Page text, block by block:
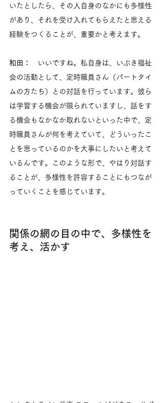
いたとしたら、その人自身のなかにも多様性
があり、それを受け入れてもらえたと思える
経験をつくることが、重要かと考えます。
和田：
いいですね。私自身は、いぶき福祉
会の活動として、定時職員さん（パートタイ
ムの方たち）との対話を行っています。彼ら
は学習する機会が限られていますし、話をす
る機会もなかなか取れないといった中で、定
時職員さんが何を考えていて、どういったこ
とを思っているのかを大事にしたいと考えて
いるんです。このような形で、やはり対話す
ることが、多様性を許容することにもつなが
っていくことを感じています。
関係の網の目の中で、多様性を
考え、活かす